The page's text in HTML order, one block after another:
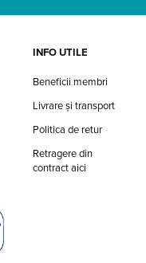
INFO UTILE
Beneficii membri
Livrare și transport
Politica de retur
Retragere din
contract aici